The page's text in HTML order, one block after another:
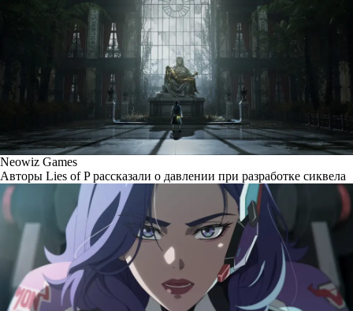
Neowiz Games
Авторы Lies of P рассказали о давлении при разработке сиквела